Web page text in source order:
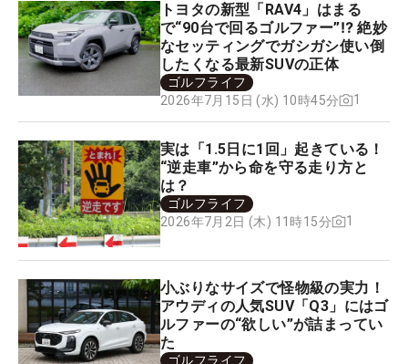
トヨタの新型「RAV4」はまる
で“90台で回るゴルファー”⁉ 絶妙
なセッティングでガシガシ使い倒
したくなる最新SUVの正体
ゴルフライフ
2026年7月15日 (水) 10時45分
1
実は「1.5日に1回」起きている！
“逆走車”から命を守る走り方と
は？
ゴルフライフ
2026年7月2日 (木) 11時15分
1
小ぶりなサイズで怪物級の実力！
アウディの人気SUV「Q3」にはゴ
ルファーの“欲しい”が詰まってい
た
ゴルフライフ